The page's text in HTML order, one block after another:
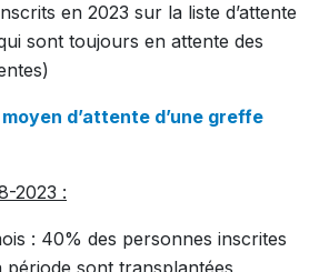
en 2023 sur la liste d’attente
sont toujours en attente des
d’attente d’une greffe
2023 :
: 40% des personnes inscrites